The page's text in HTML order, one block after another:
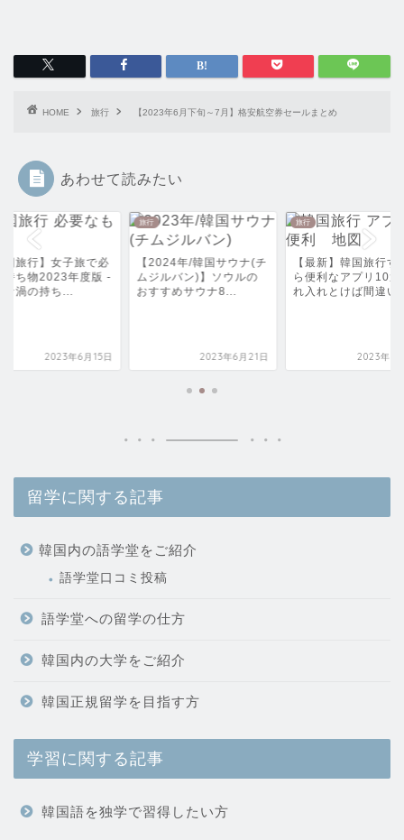
HOME 旅行 【2023年6月下旬～7月】格安航空券セールまとめ
あわせて読みたい
国旅行】女子旅で必
持ち物2023年度版 -
ナ渦の持ち...
2023年6月15日
旅行
【2024年/韓国サウナ(チ
ムジルバン)】ソウルの
おすすめサウナ8...
2023年6月21日
旅行
【最新】韓国旅行す
ら便利なアプリ10選
れ入れとけば間違い
2023年6
留学に関する記事
韓国内の語学堂をご紹介
語学堂口コミ投稿
語学堂への留学の仕方
韓国内の大学をご紹介
韓国正規留学を目指す方
学習に関する記事
韓国語を独学で習得したい方